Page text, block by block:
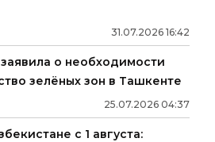
31.07.2026 16:42
о необходимости
зелёных зон в Ташкенте
25.07.2026 04:37
с 1 августа: